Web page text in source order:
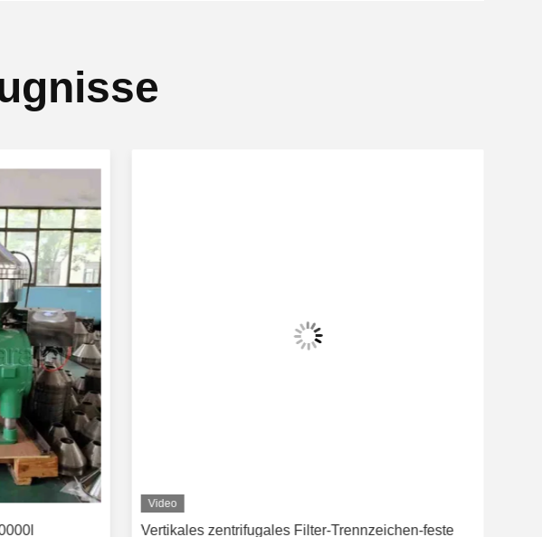
Video
Vertikales zentrifugales Filter-Trennzeichen-feste